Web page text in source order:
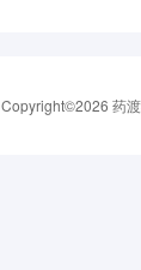
Copyright©2026 药